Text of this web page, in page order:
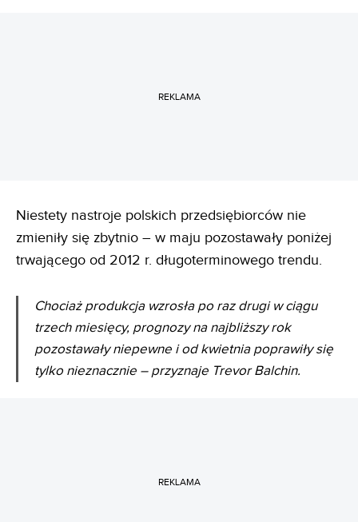
REKLAMA
Niestety nastroje polskich przedsiębiorców nie
zmieniły się zbytnio – w maju pozostawały poniżej
trwającego od 2012 r. długoterminowego trendu.
Chociaż produkcja wzrosła po raz drugi w ciągu
trzech miesięcy, prognozy na najbliższy rok
pozostawały niepewne i od kwietnia poprawiły się
tylko nieznacznie – przyznaje Trevor Balchin.
REKLAMA